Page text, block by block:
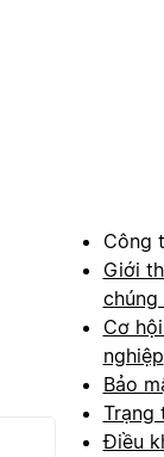
Công
Giới
chúng
Cơ
nghiệp
Bảo
Trạng
Điều